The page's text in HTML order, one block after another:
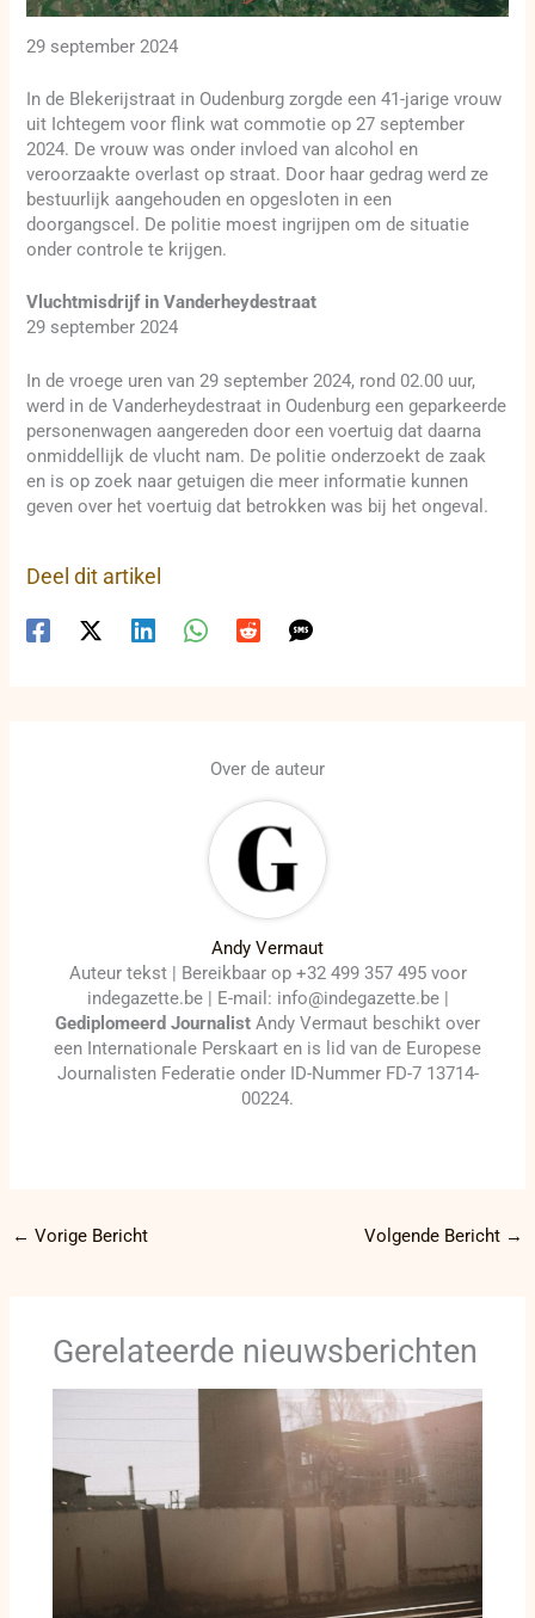
29 september 2024
In de Blekerijstraat in Oudenburg zorgde een 41-jarige vrouw
uit Ichtegem voor flink wat commotie op 27 september
2024. De vrouw was onder invloed van alcohol en
veroorzaakte overlast op straat. Door haar gedrag werd ze
bestuurlijk aangehouden en opgesloten in een
doorgangscel. De politie moest ingrijpen om de situatie
onder controle te krijgen.
Vluchtmisdrijf in Vanderheydestraat
29 september 2024
In de vroege uren van 29 september 2024, rond 02.00 uur,
werd in de Vanderheydestraat in Oudenburg een geparkeerde
personenwagen aangereden door een voertuig dat daarna
onmiddellijk de vlucht nam. De politie onderzoekt de zaak
en is op zoek naar getuigen die meer informatie kunnen
geven over het voertuig dat betrokken was bij het ongeval.
Deel dit artikel
Over de auteur
Andy Vermaut
Auteur tekst | Bereikbaar op +32 499 357 495 voor
indegazette.be | E-mail: info@indegazette.be |
Gediplomeerd Journalist Andy Vermaut beschikt over
een Internationale Perskaart en is lid van de Europese
Journalisten Federatie onder ID-Nummer FD-7 13714-
00224.
← Vorige Bericht Volgende Bericht →
Gerelateerde nieuwsberichten